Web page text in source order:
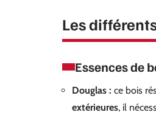
Les
Essences de
Douglas : ce bois
extérieures, il